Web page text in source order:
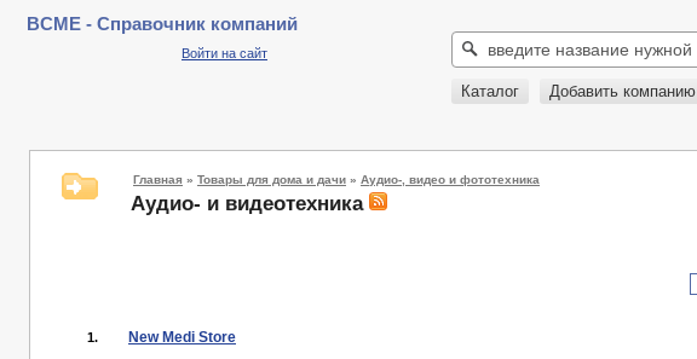
BCME - Справочник компаний
Войти на сайт
Каталог Добавить компанию
Главная » Товары для дома и дачи » Аудио-, видео и фототехника
Аудио- и видеотехника
1. New Medi Store